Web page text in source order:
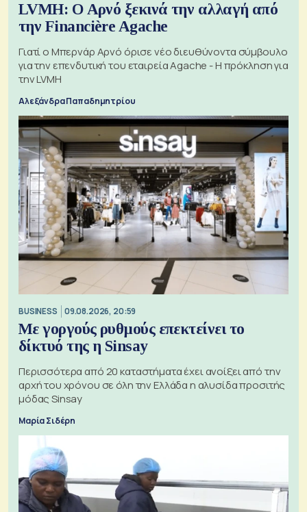
LVMH: Ο Αρνό ξεκινά την αλλαγή από
την Financière Agache
Γιατί ο Μπερνάρ Αρνό όρισε νέο διευθύνοντα σύμβουλο
για την επενδυτική του εταιρεία Agache - Η πρόκληση για
την LVMH
Αλεξάνδρα Παπαδημητρίου
BUSINESS 09.08.2026, 20:59
Με γοργούς ρυθμούς επεκτείνει το
δίκτυό της η Sinsay
Περισσότερα από 20 καταστήματα έχει ανοίξει από την
αρχή του χρόνου σε όλη την Ελλάδα η αλυσίδα προσιτής
μόδας Sinsay
Μαρία Σιδέρη